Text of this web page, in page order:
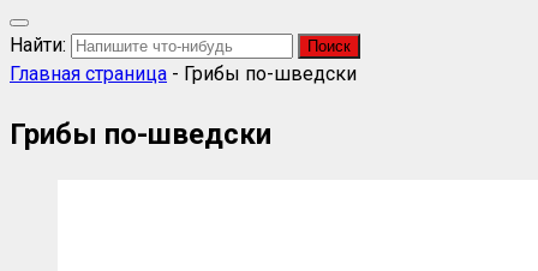
Найти:
Главная страница - Грибы по-шведски
Грибы по-шведски